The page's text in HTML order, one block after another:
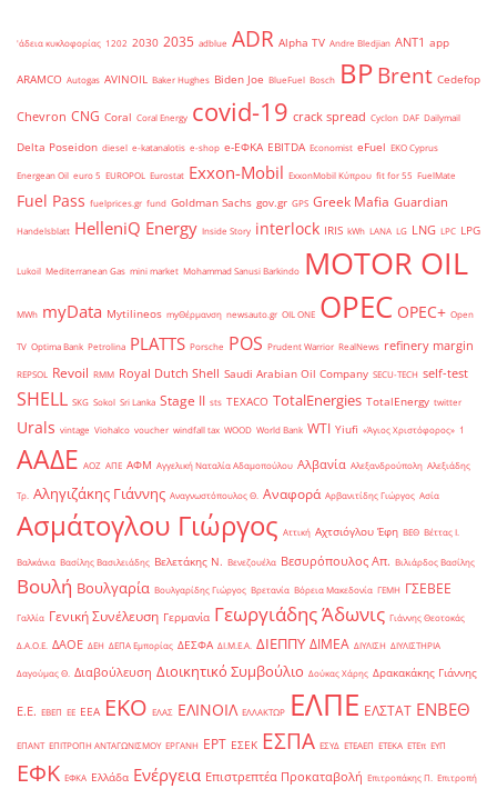
'άδεια κυκλοφορίας 1202 2030 2035 adblue ADR Alpha TV Andre Bledjian ANT1 app
ARAMCO Autogas AVINOIL Baker Hughes Biden Joe BlueFuel Bosch BPBrent Cedefop
Chevron CNG Coral Coral Energy covid-19 crack spread Cyclon DAF Dailymail
Delta Poseidon diesel e-katanalotis e-shop e-ΕΦΚΑ EBITDA Economist eFuel EKO Cyprus
Energean Oil euro 5 EUROPOL Eurostat Exxon-Mobil ExxonMobil Κύπρου fit for 55 FuelMate
Fuel Pass fuelprices.gr fund Goldman Sachs gov.gr GPS Greek Mafia Guardian
Handelsblatt HelleniQ Energy Inside Story interlock IRIS kWh LANA LG LNG LPC LPG
Lukoil Mediterranean Gas mini market Mohammad Sanusi Barkindo MOTOR OIL
MWh myData Mytilineos myΘέρμανση newsauto.gr OIL ONE OPEC OPEC+ Open
TV Optima Bank Petrolina PLATTS Porsche POS Prudent Warrior RealNews refinery margin
REPSOL Revoil RMM Royal Dutch Shell Saudi Arabian Oil Company SECU-TECH self-test
SHELL SKG Sokol Sri Lanka Stage II sts TEXACO TotalEnergies TotalEnergy twitter
Urals vintage Viohalco voucher windfall tax WOOD World Bank WTI Yiufi «Άγιος Χριστόφορος» ΄1
ΑΑΔΕ ΑΟΖ ΑΠΕ ΑΦΜ Αγγελική Ναταλία Αδαμοπούλου Αλβανία Αλεξανδρούπολη Αλεξιάδης
Τρ. Αληγιζάκης Γιάννης Αναγνωστόπουλος Θ. Αναφορά Αρβανιτίδης Γιώργος Ασία
Ασμάτογλου Γιώργος Αττική Αχτσιόγλου Έφη ΒΕΘ Βέττας Ι.
Βαλκάνια Βασίλης Βασιλειάδης Βελετάκης Ν. Βενεζουέλα Βεσυρόπουλος Απ. Βιλιάρδος Βασίλης
Βουλή Βουλγαρία Βουλγαρίδης Γιώργος Βρετανία Βόρεια Μακεδονία ΓΕΜΗ ΓΣΕΒΕΕ
Γαλλία Γενική Συνέλευση Γερμανία Γεωργιάδης Άδωνις Γιάννης Θεοτοκάς
Δ.Α.Ο.Ε. ΔΑΟΕ ΔΕΗ ΔΕΠΑ Εμπορίας ΔΕΣΦΑ ΔΙ.Μ.Ε.Α. ΔΙΕΠΠΥ ΔΙΜΕΑ ΔΙΥΛΙΣΗ ΔΙΥΛΙΣΤΗΡΙΑ
Δαγούμας Θ. Διαβούλευση Διοικητικό Συμβούλιο Δούκας Χάρης Δρακακάκης Γιάννης
Ε.Ε. ΕΒΕΠ ΕΕ ΕΕΑ ΕΚΟ ΕΛΑΣ ΕΛΙΝΟΙΛ ΕΛΛΑΚΤΩΡ ΕΛΠΕ ΕΛΣΤΑΤ ΕΝΒΕΘ
ΕΠΑΝΤ ΕΠΙΤΡΟΠΗ ΑΝΤΑΓΩΝΙΣΜΟΥ ΕΡΓΑΝΗ ΕΡΤ ΕΣΕΚ ΕΣΠΑ ΕΣΥΔ ΕΤΕΑΕΠ ΕΤΕΚΑ ΕΤΕπ ΕΥΠ
ΕΦΚ ΕΦΚΑ Ελλάδα Ενέργεια Επιστρεπτέα Προκαταβολή Επιτροπάκης Π. Επιτροπή